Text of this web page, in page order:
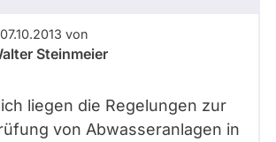
07.10.2013 von
Steinmeier
liegen die Regelungen zur
von Abwasseranlagen in